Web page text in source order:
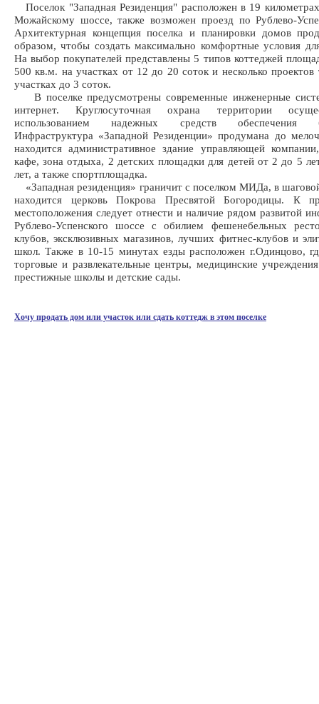
Поселок "Западная Резиденция" расположен в 19
Можайскому шоссе, также возможен проезд по Рублево-
Архитектурная концепция поселка и планировки домов
образом, чтобы создать максимально комфортные условия
На выбор покупателей представлены 5 типов коттеджей
500 кв.м. на участках от 12 до 20 соток и несколько проектов
участках до 3 соток.
В поселке предусмотрены современные инженерные
интернет. Круглосуточная охрана территории
использованием надежных средств обеспечения
Инфраструктура «Западной Резиденции» продумана до
находится административное здание управляющей
кафе, зона отдыха, 2 детских площадки для детей от 2 до 5
лет, а также спортплощадка.
«Западная резиденция» граничит с поселком МИДа, в
находится церковь Покрова Пресвятой Богородицы. К
местоположения следует отнести и наличие рядом развитой
Рублево-Успенского шоссе с обилием фешенебельных
клубов, эксклюзивных магазинов, лучших фитнес-клубов и
школ. Также в 10-15 минутах езды расположен г.Одинцово,
торговые и развлекательные центры, медицинские
престижные школы и детские сады.
Хочу продать дом или участок или сдать коттедж в этом поселке